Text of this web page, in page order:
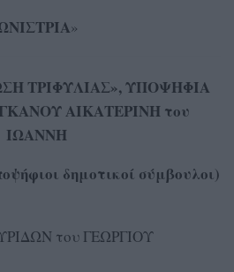
»
ΤΡΙΦΥΛΙΑΣ», ΥΠΟΨΗΦΙΑ
ΑΙΚΑΤΕΡΙΝΗ του
ΙΩΑΝΝΗ
δημοτικοί σύμβουλοι)
του ΓΕΩΡΓΙΟΥ